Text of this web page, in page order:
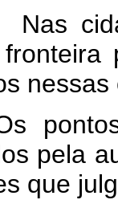
nessas
pontos
pela
que